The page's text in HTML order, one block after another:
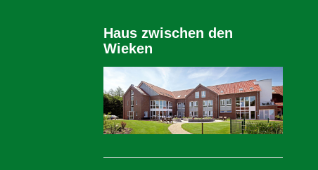
Haus zwischen den
Wieken